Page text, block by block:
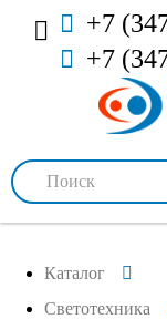
+7
+7
Каталог
Светотехника